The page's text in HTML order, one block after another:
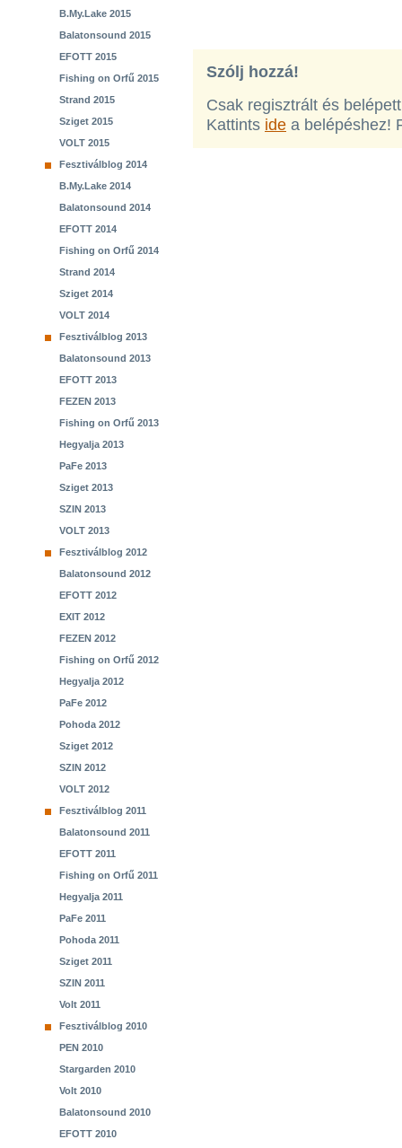
B.My.Lake 2015
Balatonsound 2015
EFOTT 2015
Fishing on Orfű 2015
Strand 2015
Sziget 2015
VOLT 2015
Fesztiválblog 2014
B.My.Lake 2014
Balatonsound 2014
EFOTT 2014
Fishing on Orfű 2014
Strand 2014
Sziget 2014
VOLT 2014
Fesztiválblog 2013
Balatonsound 2013
EFOTT 2013
FEZEN 2013
Fishing on Orfű 2013
Hegyalja 2013
PaFe 2013
Sziget 2013
SZIN 2013
VOLT 2013
Fesztiválblog 2012
Balatonsound 2012
EFOTT 2012
EXIT 2012
FEZEN 2012
Fishing on Orfű 2012
Hegyalja 2012
PaFe 2012
Pohoda 2012
Sziget 2012
SZIN 2012
VOLT 2012
Fesztiválblog 2011
Balatonsound 2011
EFOTT 2011
Fishing on Orfű 2011
Hegyalja 2011
PaFe 2011
Pohoda 2011
Sziget 2011
SZIN 2011
Volt 2011
Fesztiválblog 2010
PEN 2010
Stargarden 2010
Volt 2010
Balatonsound 2010
EFOTT 2010
Szólj hozzá!
Csak regisztrált és
Kattints ide a belépéshez!